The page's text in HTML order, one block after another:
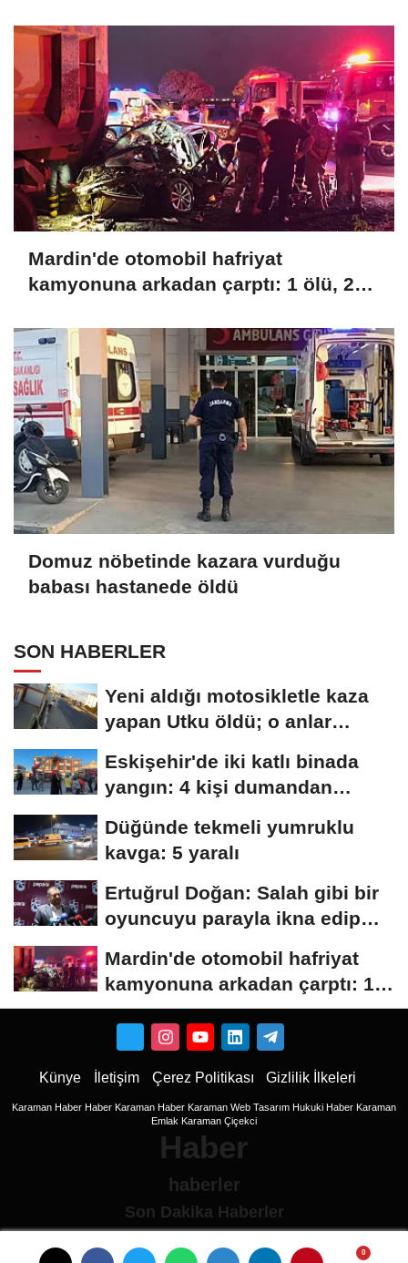
Mardin'de otomobil hafriyat
kamyonuna arkadan çarptı: 1 ölü, 2
Domuz nöbetinde kazara vurduğu
babası hastanede öldü
SON HABERLER
Yeni aldığı motosikletle kaza
yapan Utku öldü; o anlar
Eskişehir'de iki katlı binada
yangın: 4 kişi dumandan
Düğünde tekmeli yumruklu
kavga: 5 yaralı
Ertuğrul Doğan: Salah gibi bir
oyuncuyu parayla ikna edip
Mardin'de otomobil hafriyat
kamyonuna arkadan çarptı: 1
ölü, 2...
Künye İletişim Çerez Politikası Gizlilik İlkeleri
Karaman Haber Haber Karaman Haber Karaman Web Tasarım Hukuki Haber Karaman
Emlak Karaman Çiçekci
Haber
haberler
Son Dakika Haberler